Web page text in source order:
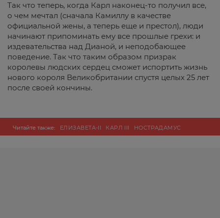
Так что теперь, когда Карл наконец-то получил все,
о чем мечтал (сначала Камиллу в качестве
официальной жены, а теперь еще и престол), люди
начинают припоминать ему все прошлые грехи: и
издевательства над Дианой, и неподобающее
поведение. Так что таким образом призрак
королевы людских сердец сможет испортить жизнь
нового короля Великобритании спустя целых 25 лет
после своей кончины.
Читайте также: ЕЛИЗАВЕТА-II КАРЛ III
НОСТРАДАМУС